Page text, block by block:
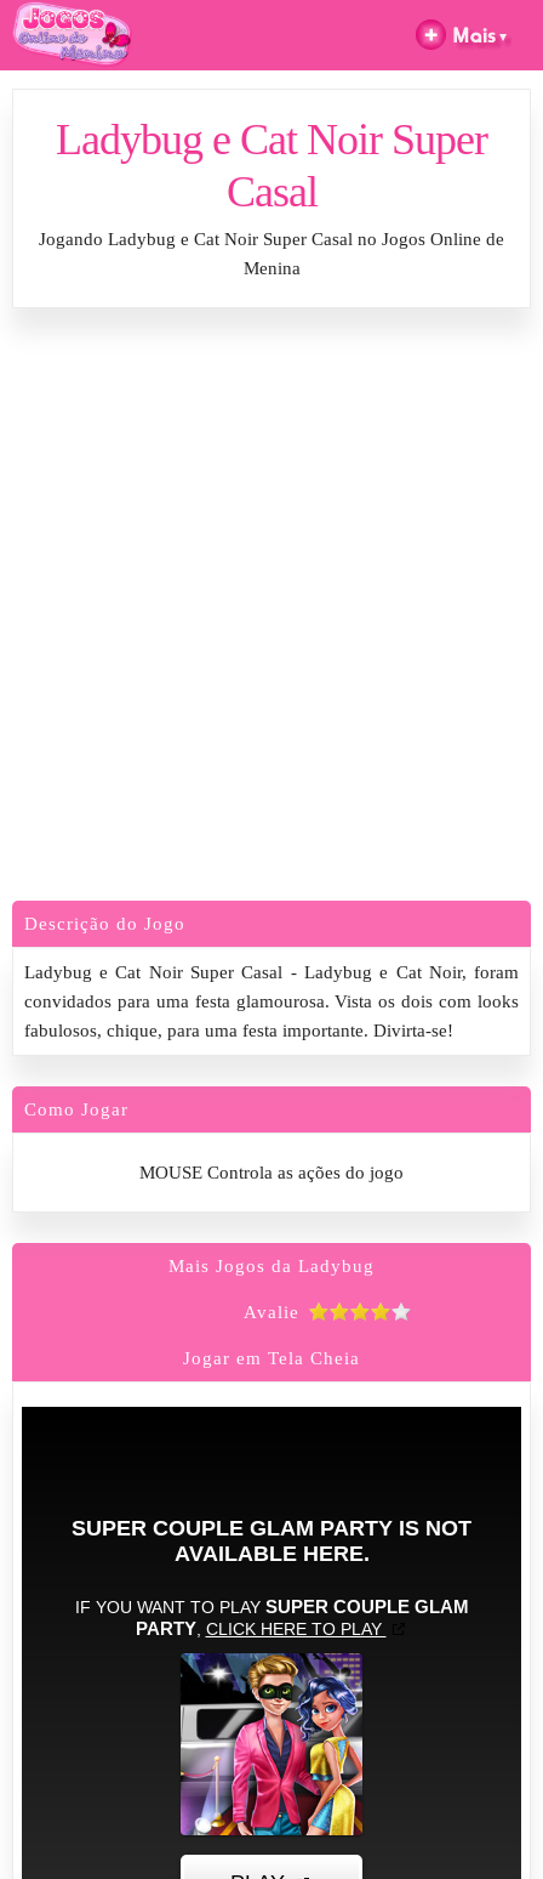
Ladybug e Cat Noir Super
Casal
Jogando Ladybug e Cat Noir Super Casal no Jogos Online de
Menina
Descrição do Jogo
Ladybug e Cat Noir Super Casal - Ladybug e Cat Noir, foram
convidados para uma festa glamourosa. Vista os dois com looks
fabulosos, chique, para uma festa importante. Divirta-se!
Como Jogar
MOUSE Controla as ações do jogo
Mais Jogos da Ladybug
Avalie
Jogar em Tela Cheia